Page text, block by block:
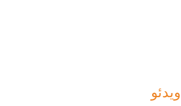
ویدئو